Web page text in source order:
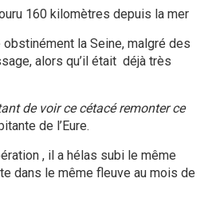
160 kilomètres depuis la mer
obstinément la Seine, malgré des
alors qu’il était déjà très
de voir ce cétacé remonter ce
de l’Eure.
, il a hélas subi le même
dans le même fleuve au mois de